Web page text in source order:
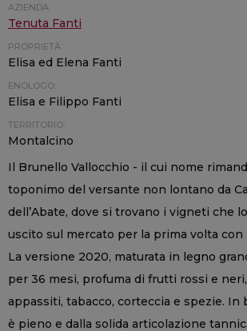
AZIENDA:
Tenuta Fanti
PROPRIETÀ:
Elisa ed Elena Fanti
ENOLOGO:
Elisa e Filippo Fanti
TERRITORIO:
Montalcino
Il Brunello Vallocchio - il cui nome
toponimo del versante non lontano da
dell’Abate, dove si trovano i vigneti che
uscito sul mercato per la prima volta con
La versione 2020, maturata in legno
per 36 mesi, profuma di frutti rossi e
appassiti, tabacco, corteccia e spezie. In
è pieno e dalla solida articolazione